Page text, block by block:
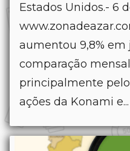
Estados Unidos.- 6
aumentou 9,8% em
comparação
principalmente
ações da Konami e...